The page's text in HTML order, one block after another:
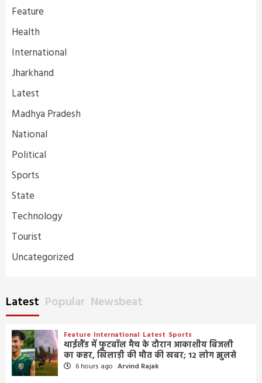
Feature
Health
International
Jharkhand
Latest
Madhya Pradesh
National
Political
Sports
State
Technology
Tourist
Uncategorized
Latest Popular Newsbeat
Feature International Latest Sports
थाईलैंड में फुटबॉल मैच के दौरान आकाशीय बिजली
का कहर, खिलाड़ी की मौत की खबर; 12 लोग झुलसे
6 hours ago Arvind Rajak